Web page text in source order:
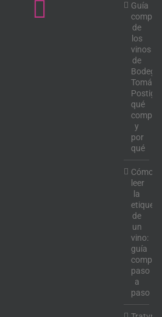
Guía
completa
de
los
vinos
de
Bodega
Tomás
Postigo:
qué
comprar
y
por
qué
Cómo
leer
la
etiqueta
de
un
vino:
guía
completa
paso
a
paso